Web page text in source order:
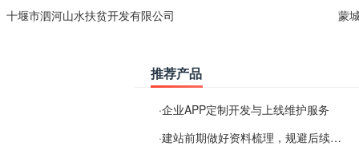
十堰市泗河山水扶贫开发有限公司
蒙
推荐产品
·企业APP定制开发与上线维护服务
·建站前期做好资料梳理，规避后续各类使用难题